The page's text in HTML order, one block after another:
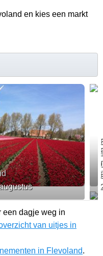
en kies een markt
een dagje weg in
van uitjes in
in Flevoland.